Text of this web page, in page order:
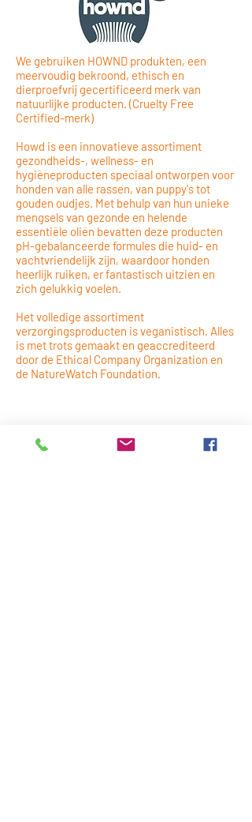
We gebruiken HOWND produkten, een
meervoudig bekroond, ethisch en
dierproefvrij gecertificeerd merk van
natuurlijke producten. (Cruelty Free
Certified-merk)
Howd is een innovatieve assortiment
gezondheids-, wellness- en
hygiëneproducten speciaal ontworpen voor
honden van alle rassen, van puppy's tot
gouden oudjes. Met behulp van hun unieke
mengsels van gezonde en helende
essentiële oliën bevatten deze producten
pH-gebalanceerde formules die huid- en
vachtvriendelijk zijn, waardoor honden
heerlijk ruiken, er fantastisch uitzien en
zich gelukkig voelen.
Het volledige assortiment
verzorgingsproducten is veganistisch. Alles
is met trots gemaakt en geaccrediteerd
door de Ethical Company Organization en
de NatureWatch Foundation.